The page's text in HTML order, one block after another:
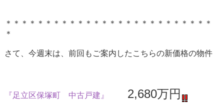
＊＊＊＊＊＊＊＊＊＊＊＊＊＊＊＊＊＊＊＊＊＊＊＊＊＊
＊
さて、今週末は、前回もご案内したこちらの新価格の物件
『足立区保塚町 中古戸建』 2,680万円